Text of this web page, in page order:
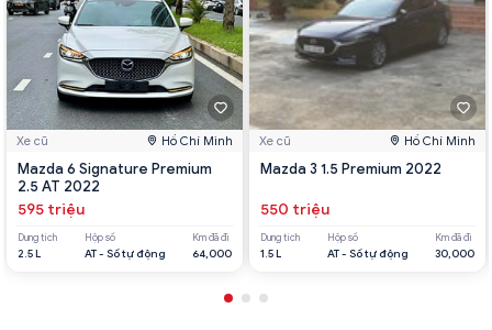
Xe cũ Hồ Chí Minh
Mazda 6 Signature Premium
2.5 AT 2022
595 triệu
Dung tích
2.5 L
Hộp số
AT - Số tự động
Km đã đi
64,000
Xe cũ Hồ Chí Minh
Mazda 3 1.5 Premium 2022
550 triệu
Dung tích
1.5 L
Hộp số
AT - Số tự động
Km đã đi
30,000